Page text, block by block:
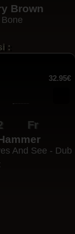
Brown
:
32.95€
Fr
And See - Dub